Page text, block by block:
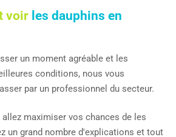
voir les dauphins en
un moment agréable et les
conditions, nous vous
par un professionnel du secteur.
maximiser vos chances de les
un grand nombre d'explications et tout